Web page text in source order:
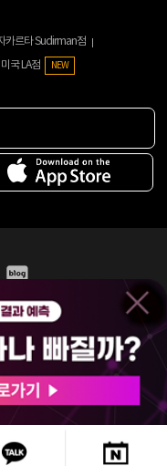
카르타 Sudirman점
미국 LA점 NEW
지 이용약관
7, 3~4층(서초동, 제일빌딩)
RESERVED.